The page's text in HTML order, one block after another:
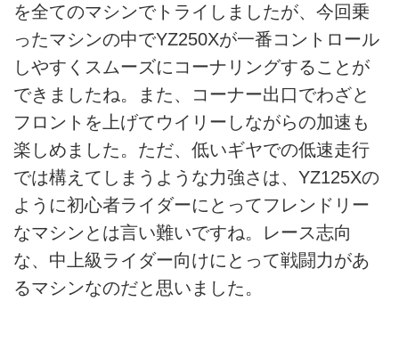
を全てのマシンでトライしましたが、今回乗
ったマシンの中でYZ250Xが一番コントロール
しやすくスムーズにコーナリングすることが
できましたね。また、コーナー出口でわざと
フロントを上げてウイリーしながらの加速も
楽しめました。ただ、低いギヤでの低速走行
では構えてしまうような力強さは、YZ125Xの
ように初心者ライダーにとってフレンドリー
なマシンとは言い難いですね。レース志向
な、中上級ライダー向けにとって戦闘力があ
るマシンなのだと思いました。